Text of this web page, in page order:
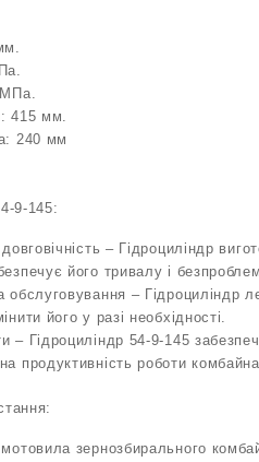
МПа.
415 мм.
240 мм
9-145:
– Гідроциліндр
його тривалу і
обслуговування – Гідроциліндр
його у разі необхідності.
– Гідроциліндр 54-9-145
продуктивність роботи комбайна.
мотовила зернозбирального